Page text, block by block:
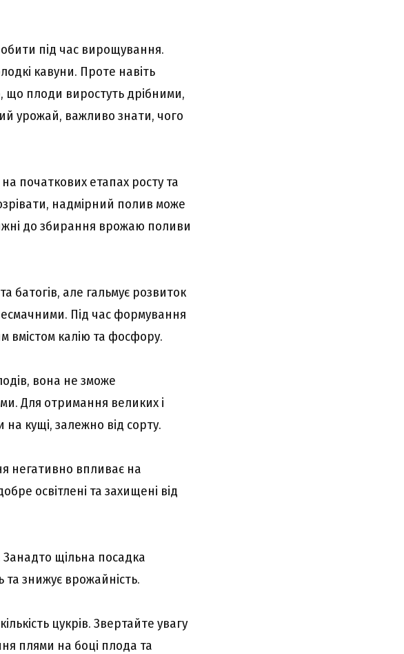
під час вирощування.
кавуни. Проте навіть
що плоди виростуть дрібними,
урожай, важливо знати, чого
початкових етапах росту та
надмірний полив може
до збирання врожаю поливи
батогів, але гальмує розвиток
Під час формування
вмістом калію та фосфору.
вона не зможе
Для отримання великих і
кущі, залежно від сорту.
негативно впливає на
освітлені та захищені від
щільна посадка
знижує врожайність.
цукрів. Звертайте увагу
плями на боці плода та